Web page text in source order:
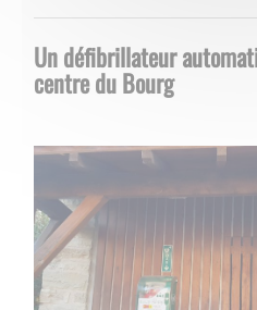
Un défibrillateur
centre du Bourg